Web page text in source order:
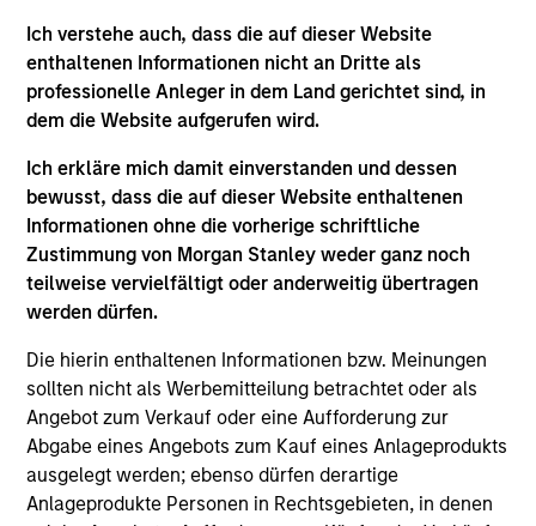
Ich verstehe auch, dass die auf dieser Website
enthaltenen Informationen nicht an Dritte als
professionelle Anleger in dem Land gerichtet sind, in
dem die Website aufgerufen wird.
Ich erkläre mich damit einverstanden und dessen
bewusst, dass die auf dieser Website enthaltenen
Informationen ohne die vorherige schriftliche
Zustimmung von Morgan Stanley weder ganz noch
teilweise vervielfältigt oder anderweitig übertragen
werden dürfen.
Die hierin enthaltenen Informationen bzw. Meinungen
sollten nicht als Werbemitteilung betrachtet oder als
Angebot zum Verkauf oder eine Aufforderung zur
Abgabe eines Angebots zum Kauf eines Anlageprodukts
ausgelegt werden; ebenso dürfen derartige
Anlageprodukte Personen in Rechtsgebieten, in denen
What Makes Us Different
Play